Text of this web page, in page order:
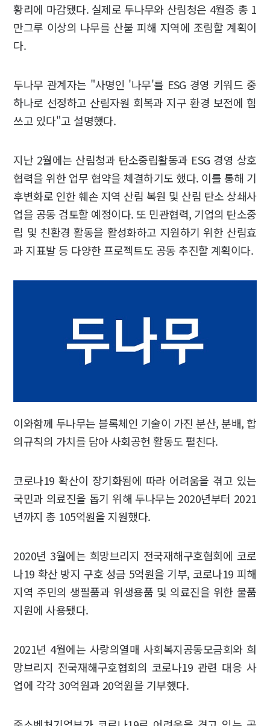
황리에 마감됐다. 실제로 두나무와 산림청은 4월중 총 1
만그루 이상의 나무를 산불 피해 지역에 조림할 계획이
다.
두나무 관계자는 "사명인 '나무'를 ESG 경영 키워드 중
하나로 선정하고 산림자원 회복과 지구 환경 보전에 힘
쓰고 있다"고 설명했다.
지난 2월에는 산림청과 탄소중립활동과 ESG 경영 상호
협력을 위한 업무 협약을 체결하기도 했다. 이를 통해 기
후변화로 인한 훼손 지역 산림 복원 및 산림 탄소 상쇄사
업을 공동 검토할 예정이다. 또 민관협력, 기업의 탄소중
립 및 친환경 활동을 활성화하고 지원하기 위한 산림효
과 지표발 등 다양한 프로젝트도 공동 추진할 계획이다.
이와함께 두나무는 블록체인 기술이 가진 분산, 분배, 합
의규칙의 가치를 담아 사회공헌 활동도 펼친다.
코로나19 확산이 장기화됨에 따라 어려움을 겪고 있는
국민과 의료진을 돕기 위해 두나무는 2020년부터 2021
년까지 총 105억원을 지원했다.
2020년 3월에는 희망브리지 전국재해구호협회에 코로
나19 확산 방지 구호 성금 5억원을 기부, 코로나19 피해
지역 주민의 생필품과 위생용품 및 의료진을 위한 물품
지원에 사용됐다.
2021년 4월에는 사랑의열매 사회복지공동모금회와 희
망브리지 전국재해구호협회의 코로나19 관련 대응 사
업에 각각 30억원과 20억원을 기부했다.